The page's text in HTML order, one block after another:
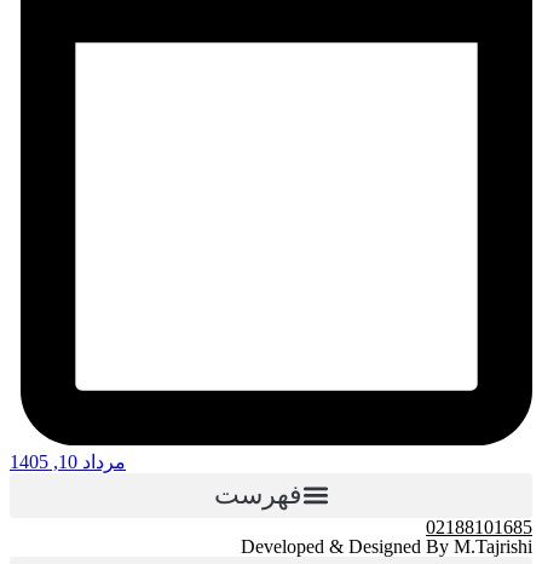
مرداد 10, 1405
فهرست
02188101685
Developed & Designed By M.Tajrishi